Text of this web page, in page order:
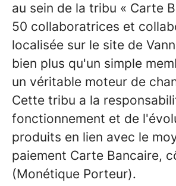
au sein de la tribu « Carte
50 collaboratrices et
localisée sur le site de
bien plus qu'un simple
un véritable moteur de
Cette tribu a la
fonctionnement et de
produits en lien avec le
paiement Carte Bancaire,
(Monétique Porteur).